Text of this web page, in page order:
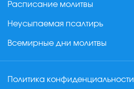
Расписание молитвы
Неусыпаемая псалтирь
Всемирные дни молитвы
Политика конфиденциальности